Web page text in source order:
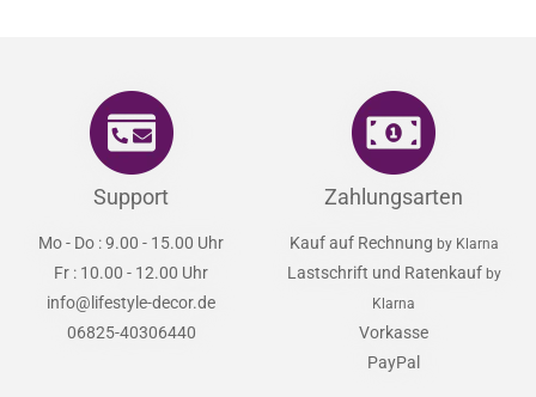
Support
Mo - Do : 9.00 - 15.00 Uhr
Fr : 10.00 - 12.00 Uhr
info@lifestyle-decor.de
06825-40306440
Zahlungsarten
Kauf auf Rechnung by Klarna
Lastschrift und Ratenkauf by
Klarna
Vorkasse
PayPal